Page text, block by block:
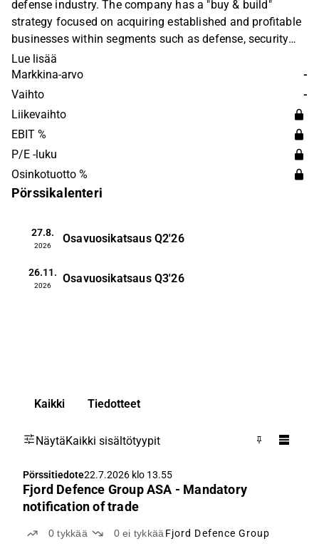
defense industry. The company has a "buy & build"
strategy focused on acquiring established and profitable
businesses within segments such as defense, security
and related areas. Fjord Defence Group was founded in
2016 and is headquartered in Oslo.
Lue lisää
Markkina-arvo
-
Vaihto
-
Liikevaihto
EBIT %
P/E -luku
Osinkotuotto %
Pörssikalenteri
27.8.
2026
Osavuosikatsaus Q2'26
26.11.
2026
Osavuosikatsaus Q3'26
Kaikki Tiedotteet
NäytäKaikki sisältötyypit
Pörssitiedote22.7.2026 klo 13.55
Fjord Defence Group ASA - Mandatory
notification of trade
0tykkää 0ei tykkää Fjord Defence Group